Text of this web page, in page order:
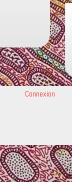
Connexion